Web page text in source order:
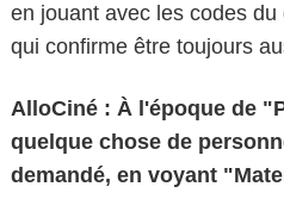
en jouant avec les codes
qui confirme être toujours
AlloCiné : À l'époque de
quelque chose de
demandé, en voyant